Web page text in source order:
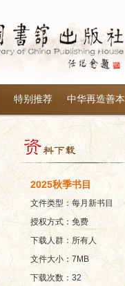
特别推荐 中华再造善本
2025秋季书目
文件类型：每月新书目
授权方式：免费
下载人群：所有人
文件大小： 7MB
下载次数： 32